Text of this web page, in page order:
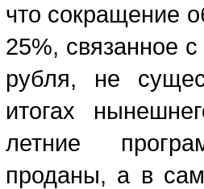
что сокращение
25%, связанное
рубля, не
итогах
летние
проданы, а в